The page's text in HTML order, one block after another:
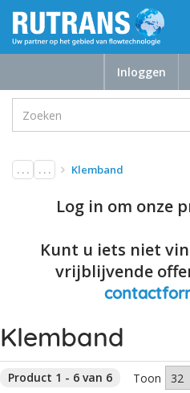
Inloggen
. . . . . . Klemband
Log in om onze
Kunt u iets niet
vrijblijvende
Klemband
Product 1 - 6 van 6 Toon